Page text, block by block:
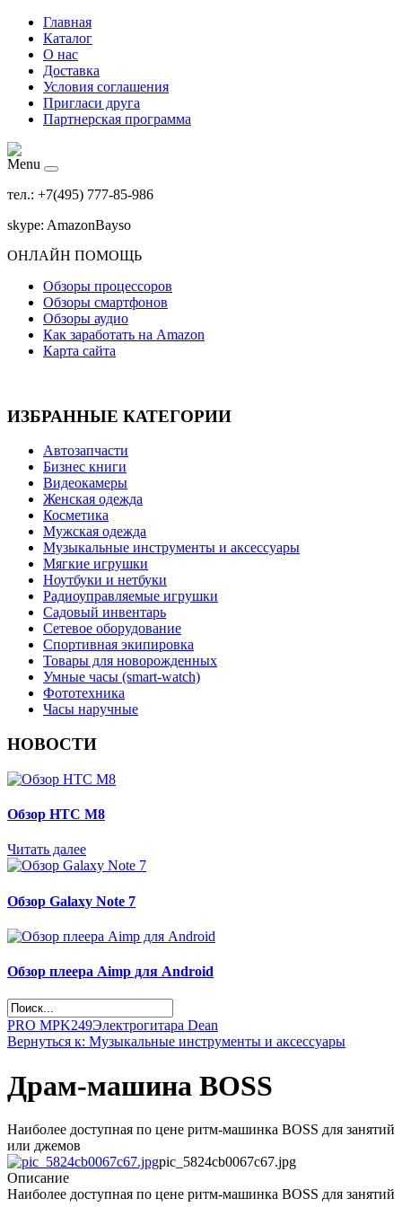
Главная
Каталог
О нас
Доставка
Условия соглашения
Пригласи друга
Партнерская программа
Menu
тел.: +7(495) 777-85-986
skype: AmazonBayso
ОНЛАЙН ПОМОЩЬ
Обзоры процессоров
Обзоры смартфонов
Обзоры аудио
Как заработать на Amazon
Карта сайта
ИЗБРАННЫЕ КАТЕГОРИИ
Автозапчасти
Бизнес книги
Видеокамеры
Женская одежда
Косметика
Мужская одежда
Музыкальные инструменты и аксессуары
Мягкие игрушки
Ноутбуки и нетбуки
Радиоуправляемые игрушки
Садовый инвентарь
Сетевое оборудование
Спортивная экипировка
Товары для новорожденных
Умные часы (smart-watch)
Фототехника
Часы наручные
НОВОСТИ
Обзор НТС М8
Читать далее
Обзор Galaxy Note 7
Обзор плеера Aimp для Android
PRO MPK249Электрогитара Dean
Вернуться к: Музыкальные инструменты и аксессуары
Драм-машина BOSS
Наиболее доступная по цене ритм-машинка BOSS для занятий
или джемов
pic_5824cb0067c67.jpg
Описание
Наиболее доступная по цене ритм-машинка BOSS для занятий